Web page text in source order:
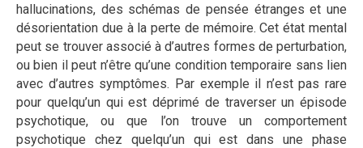
hallucinations, des schémas de pensée étranges et une
désorientation due à la perte de mémoire. Cet état mental
peut se trouver associé à d’autres formes de perturbation,
ou bien il peut n’être qu’une condition temporaire sans lien
avec d’autres symptômes. Par exemple il n’est pas rare
pour quelqu’un qui est déprimé de traverser un épisode
psychotique, ou que l’on trouve un comportement
psychotique chez quelqu’un qui est dans une phase